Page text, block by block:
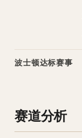
波士顿达标赛事
赛道分析